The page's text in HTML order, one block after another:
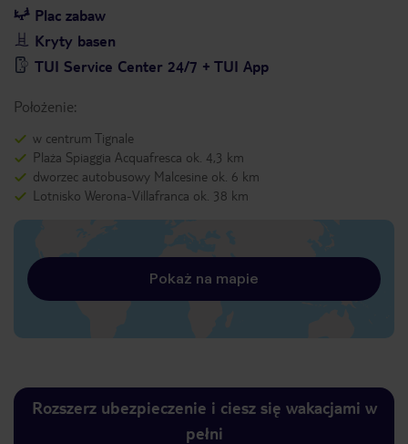
Plac zabaw
Kryty basen
TUI Service Center 24/7 + TUI App
Położenie:
w centrum Tignale
Plaża Spiaggia Acquafresca ok. 4,3 km
dworzec autobusowy Malcesine ok. 6 km
Lotnisko Werona-Villafranca ok. 38 km
Pokaż na mapie
Rozszerz ubezpieczenie i ciesz się wakacjami w
pełni